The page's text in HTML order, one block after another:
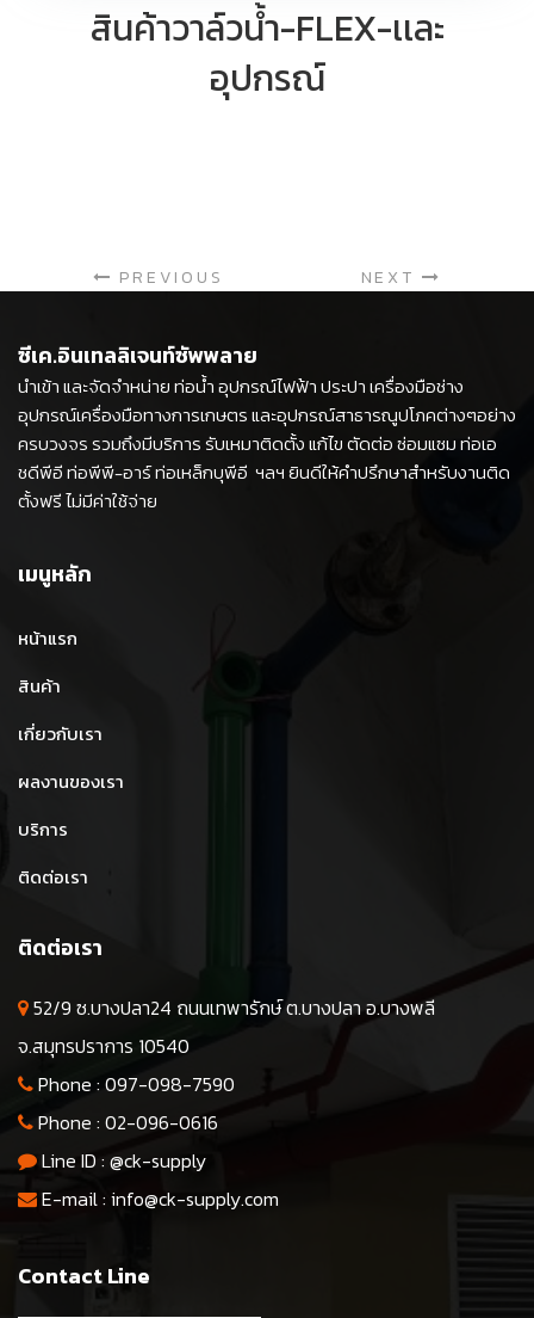
สินค้าวาล์วน้ำ-FLEX-เเละ
อุปกรณ์
PREVIOUS NEXT
ซีเค.อินเทลลิเจนท์ซัพพลาย
นำเข้า และจัดจำหน่าย ท่อน้ำ อุปกรณ์ไฟฟ้า ประปา เครื่องมือช่าง
อุปกรณ์เครื่องมือทางการเกษตร และอุปกรณ์สาธารณูปโภคต่างๆอย่าง
ครบวงจร รวมถึงมีบริการ รับเหมาติดตั้ง แก้ไข ตัดต่อ ซ่อมแซม ท่อเอ
ชดีพีอี ท่อพีพี-อาร์ ท่อเหล็กบุพีอี ฯลฯ ยินดีให้คำปรึกษาสำหรับงานติด
ตั้งฟรี ไม่มีค่าใช้จ่าย
เมนูหลัก
หน้าแรก
สินค้า
เกี่ยวกับเรา
ผลงานของเรา
บริการ
ติดต่อเรา
ติดต่อเรา
52/9 ซ.บางปลา24 ถนนเทพารักษ์ ต.บางปลา อ.บางพลี
จ.สมุทรปราการ 10540
Phone : 097-098-7590
Phone : 02-096-0616
Line ID :@ck-supply
E-mail : info@ck-supply.com
Contact Line